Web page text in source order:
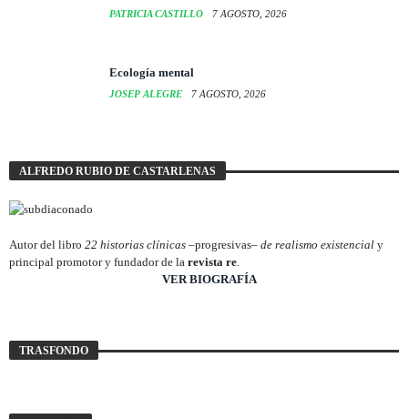
PATRICIA CASTILLO 7 AGOSTO, 2026
Ecología mental
JOSEP ALEGRE 7 AGOSTO, 2026
ALFREDO RUBIO DE CASTARLENAS
Autor del libro 22 historias clínicas –progresivas– de realismo existencial y
principal promotor y fundador de la revista re.
VER BIOGRAFÍA
TRASFONDO